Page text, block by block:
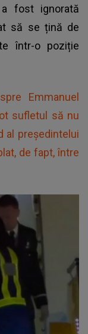
fost ignorată
să se țină de
într-o poziție
Emmanuel
sufletul să nu
al preşedintelui
de fapt, între